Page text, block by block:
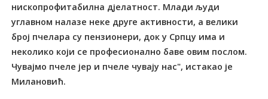
нископрофитабилна дјелатност. Млади људи
углавном налазе неке друге активности, а велики
број пчелара су пензионери, док у Српцу има и
неколико који се професионално баве овим послом.
Чувајмо пчеле јер и пчеле чувају нас", истакао је
Милановић.